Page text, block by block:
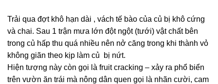
Trải qua đợt khô hạn dài , vách tế bào của củ bị khô cứng
và chai. Sau 1 trận mưa lớn đột ngột (tưới) vật chất bên
trong củ hấp thu quá nhiều nên nở căng trong khi thành vỏ
không giãn theo kịp làm củ bị nứt.
Hiện tượng này còn gọi là fruit cracking – xảy ra phổ biển
trên vườn ăn trái mà nông dân quen gọi là nhãn cười, cam